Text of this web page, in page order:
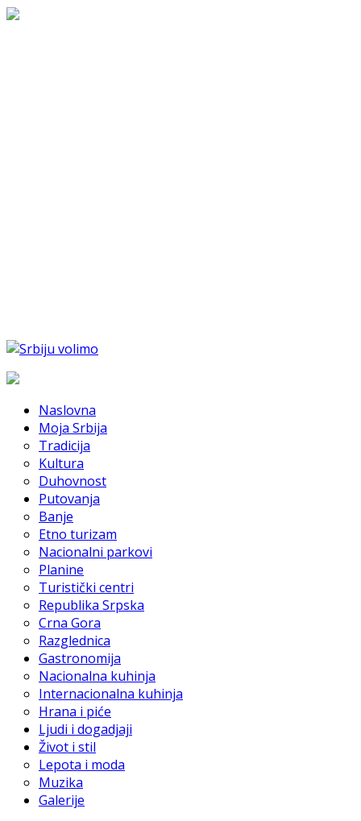
Naslovna
Moja Srbija
Tradicija
Kultura
Duhovnost
Putovanja
Banje
Etno turizam
Nacionalni parkovi
Planine
Turistički centri
Republika Srpska
Crna Gora
Razglednica
Gastronomija
Nacionalna kuhinja
Internacionalna kuhinja
Hrana i piće
Ljudi i dogadjaji
Život i stil
Lepota i moda
Muzika
Galerije